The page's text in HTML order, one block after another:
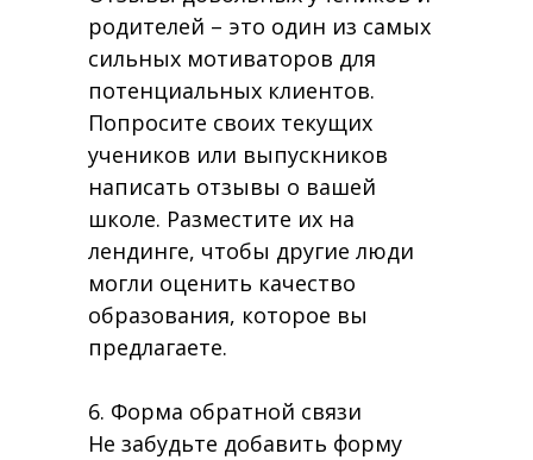
родителей – это один из самых
сильных мотиваторов для
потенциальных клиентов.
Попросите своих текущих
учеников или выпускников
написать отзывы о вашей
школе. Разместите их на
лендинге, чтобы другие люди
могли оценить качество
образования, которое вы
предлагаете.
6. Форма обратной связи
Не забудьте добавить форму